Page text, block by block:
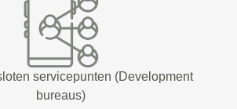
servicepunten (Development
bureaus)